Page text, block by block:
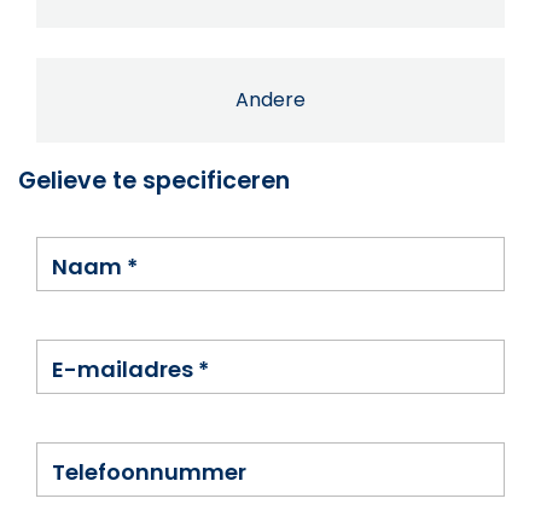
Andere
Gelieve te specificeren
Naam *
E-mailadres *
Telefoonnummer